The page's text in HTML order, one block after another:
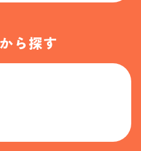
ら探す